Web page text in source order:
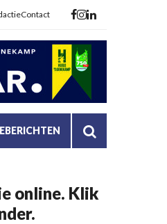
Contact
online. Klik